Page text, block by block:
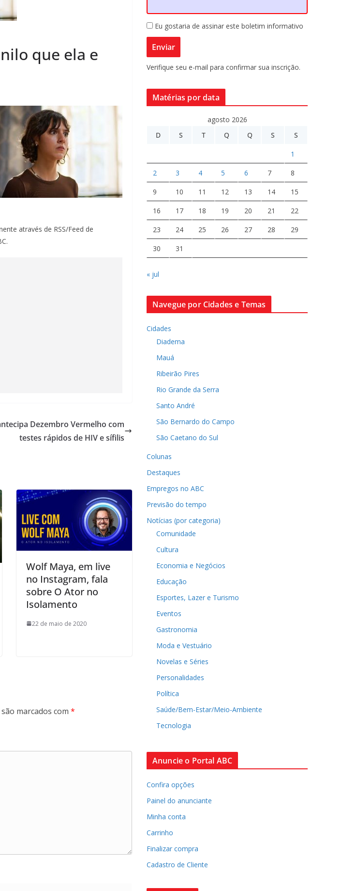
que ela e
através de RSS/Feed de
Dezembro Vermelho com
testes rápidos de HIV e sífilis
Wolf Maya, em live
no Instagram, fala
sobre O Ator no
Isolamento
22 de maio de 2020
marcados com *
Eu gostaria de assinar este boletim informativo
Verifique seu e-mail para confirmar sua inscrição.
Matérias por data
agosto 2026
D
S T Q Q S S
1
2 3 4 5 6 7 8
9 10 11 12 13 14 15
16 17 18 19 20 21 22
23 24 25 26 27 28 29
30 31
« jul
Navegue por Cidades e Temas
Cidades
Diadema
Mauá
Ribeirão Pires
Rio Grande da Serra
Santo André
São Bernardo do Campo
São Caetano do Sul
Colunas
Destaques
Empregos no ABC
Previsão do tempo
Notícias (por categoria)
Comunidade
Cultura
Economia e Negócios
Educação
Esportes, Lazer e Turismo
Eventos
Gastronomia
Moda e Vestuário
Novelas e Séries
Personalidades
Política
Saúde/Bem-Estar/Meio-Ambiente
Tecnologia
Anuncie o Portal ABC
Confira opções
Painel do anunciante
Minha conta
Carrinho
Finalizar compra
Cadastro de Cliente